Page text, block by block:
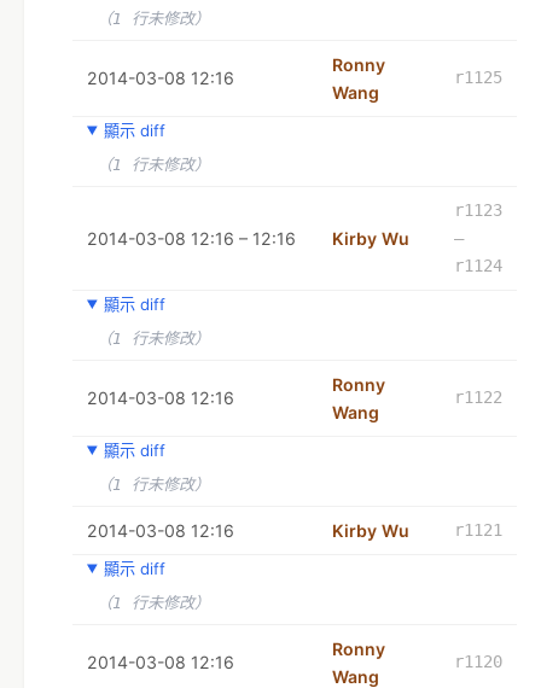
（1 行未修改）
2014-03-08 12:16
Ronny
Wang
r1125
顯示 diff
（1 行未修改）
2014-03-08 12:16 – 12:16 Kirby Wu
r1123
–
r1124
顯示 diff
（1 行未修改）
2014-03-08 12:16
Ronny
Wang
r1122
顯示 diff
（1 行未修改）
2014-03-08 12:16 Kirby Wu
r1121
顯示 diff
（1 行未修改）
2014-03-08 12:16
Ronny
Wang
r1120